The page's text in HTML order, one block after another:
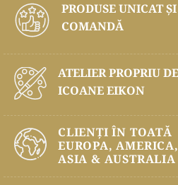
PRODUSE UNICAT
COMANDĂ
ATELIER PROPRIU DE
ICOANE EIKON
CLIENȚI ÎN TOATĂ
EUROPA, AMERICA,
ASIA & AUSTRALIA